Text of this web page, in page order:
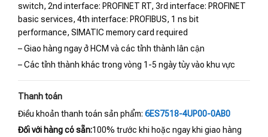
switch, 2nd interface: PROFINET RT, 3rd interface: PROFINET
basic services, 4th interface: PROFIBUS, 1 ns bit
performance, SIMATIC memory card required
– Giao hàng ngay ở HCM và các tỉnh thành lân cận
– Các tỉnh thành khác trong vòng 1-5 ngày tùy vào khu vực
Thanh toán
Điều khoản thanh toán sản phẩm: 6ES7518-4UP00-0AB0
Đối với hàng có sẵn:100% trước khi hoặc ngay khi giao hàng